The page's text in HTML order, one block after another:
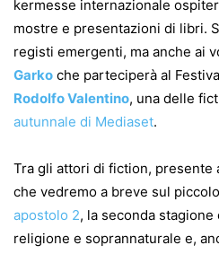
kermesse internazionale
mostre e presentazioni di libri.
registi emergenti, ma anche ai
Garko che parteciperà al
Rodolfo Valentino, una delle
autunnale di Mediaset.
Tra gli attori di fiction, presente
che vedremo a breve sul
apostolo 2, la seconda
religione e soprannaturale e,